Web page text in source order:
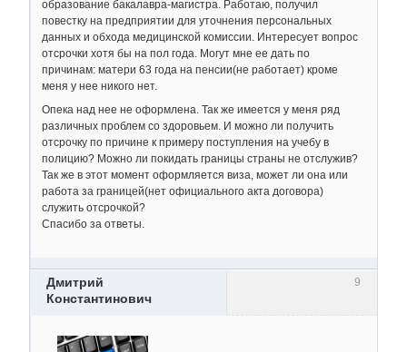
образование бакалавра-магистра. Работаю, получил
повестку на предприятии для уточнения персональных
данных и обхода медицинской комиссии. Интересует вопрос
отсрочки хотя бы на пол года. Могут мне ее дать по
причинам: матери 63 года на пенсии(не работает) кроме
меня у нее никого нет.
Опека над нее не оформлена. Так же имеется у меня ряд
различных проблем со здоровьем. И можно ли получить
отсрочку по причине к примеру поступления на учебу в
полицию? Можно ли покидать границы страны не отслужив?
Так же в этот момент оформляется виза, может ли она или
работа за границей(нет официального акта договора)
служить отсрочкой?
Спасибо за ответы.
9
Дмитрий
Константинович